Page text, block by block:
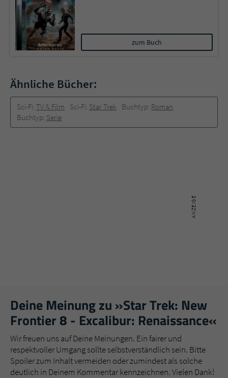
zum Buch
Ähnliche Bücher:
Sci-Fi: TV & Film Sci-Fi: Star Trek Buchtyp: Roman
Buchtyp: Serie
Deine Meinung zu »Star Trek: New
Frontier 8 - Excalibur: Renaissance«
Wir freuen uns auf Deine Meinungen. Ein fairer und
respektvoller Umgang sollte selbstverständlich sein. Bitte
Spoiler zum Inhalt vermeiden oder zumindest als solche
deutlich in Deinem Kommentar kennzeichnen. Vielen Dank!